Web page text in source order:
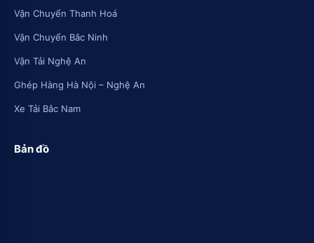
Vận Chuyển Thanh Hoá
Vận Chuyển Bắc Ninh
Vận Tải Nghệ An
Ghép Hàng Hà Nội – Nghệ An
Xe Tải Bắc Nam
Bản đồ